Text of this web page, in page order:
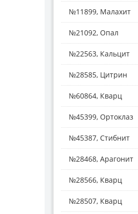
№11899, Малахит
№21092, Опал
№22563, Кальцит
№28585, Цитрин
№60864, Кварц
№45399, Ортоклаз
№45387, Стибнит
№28468, Арагонит
№28566, Кварц
№28507, Кварц